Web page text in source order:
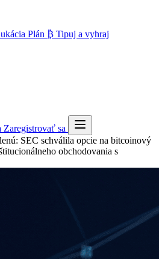
Plán ₿ Tipuj a vyhraj
Zaregistrovať sa
SEC schválila opcie na bitcoinový
obchodovania s